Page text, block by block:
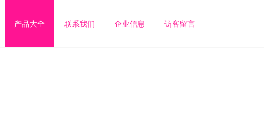
产品大全 联系我们 企业信息 访客留言